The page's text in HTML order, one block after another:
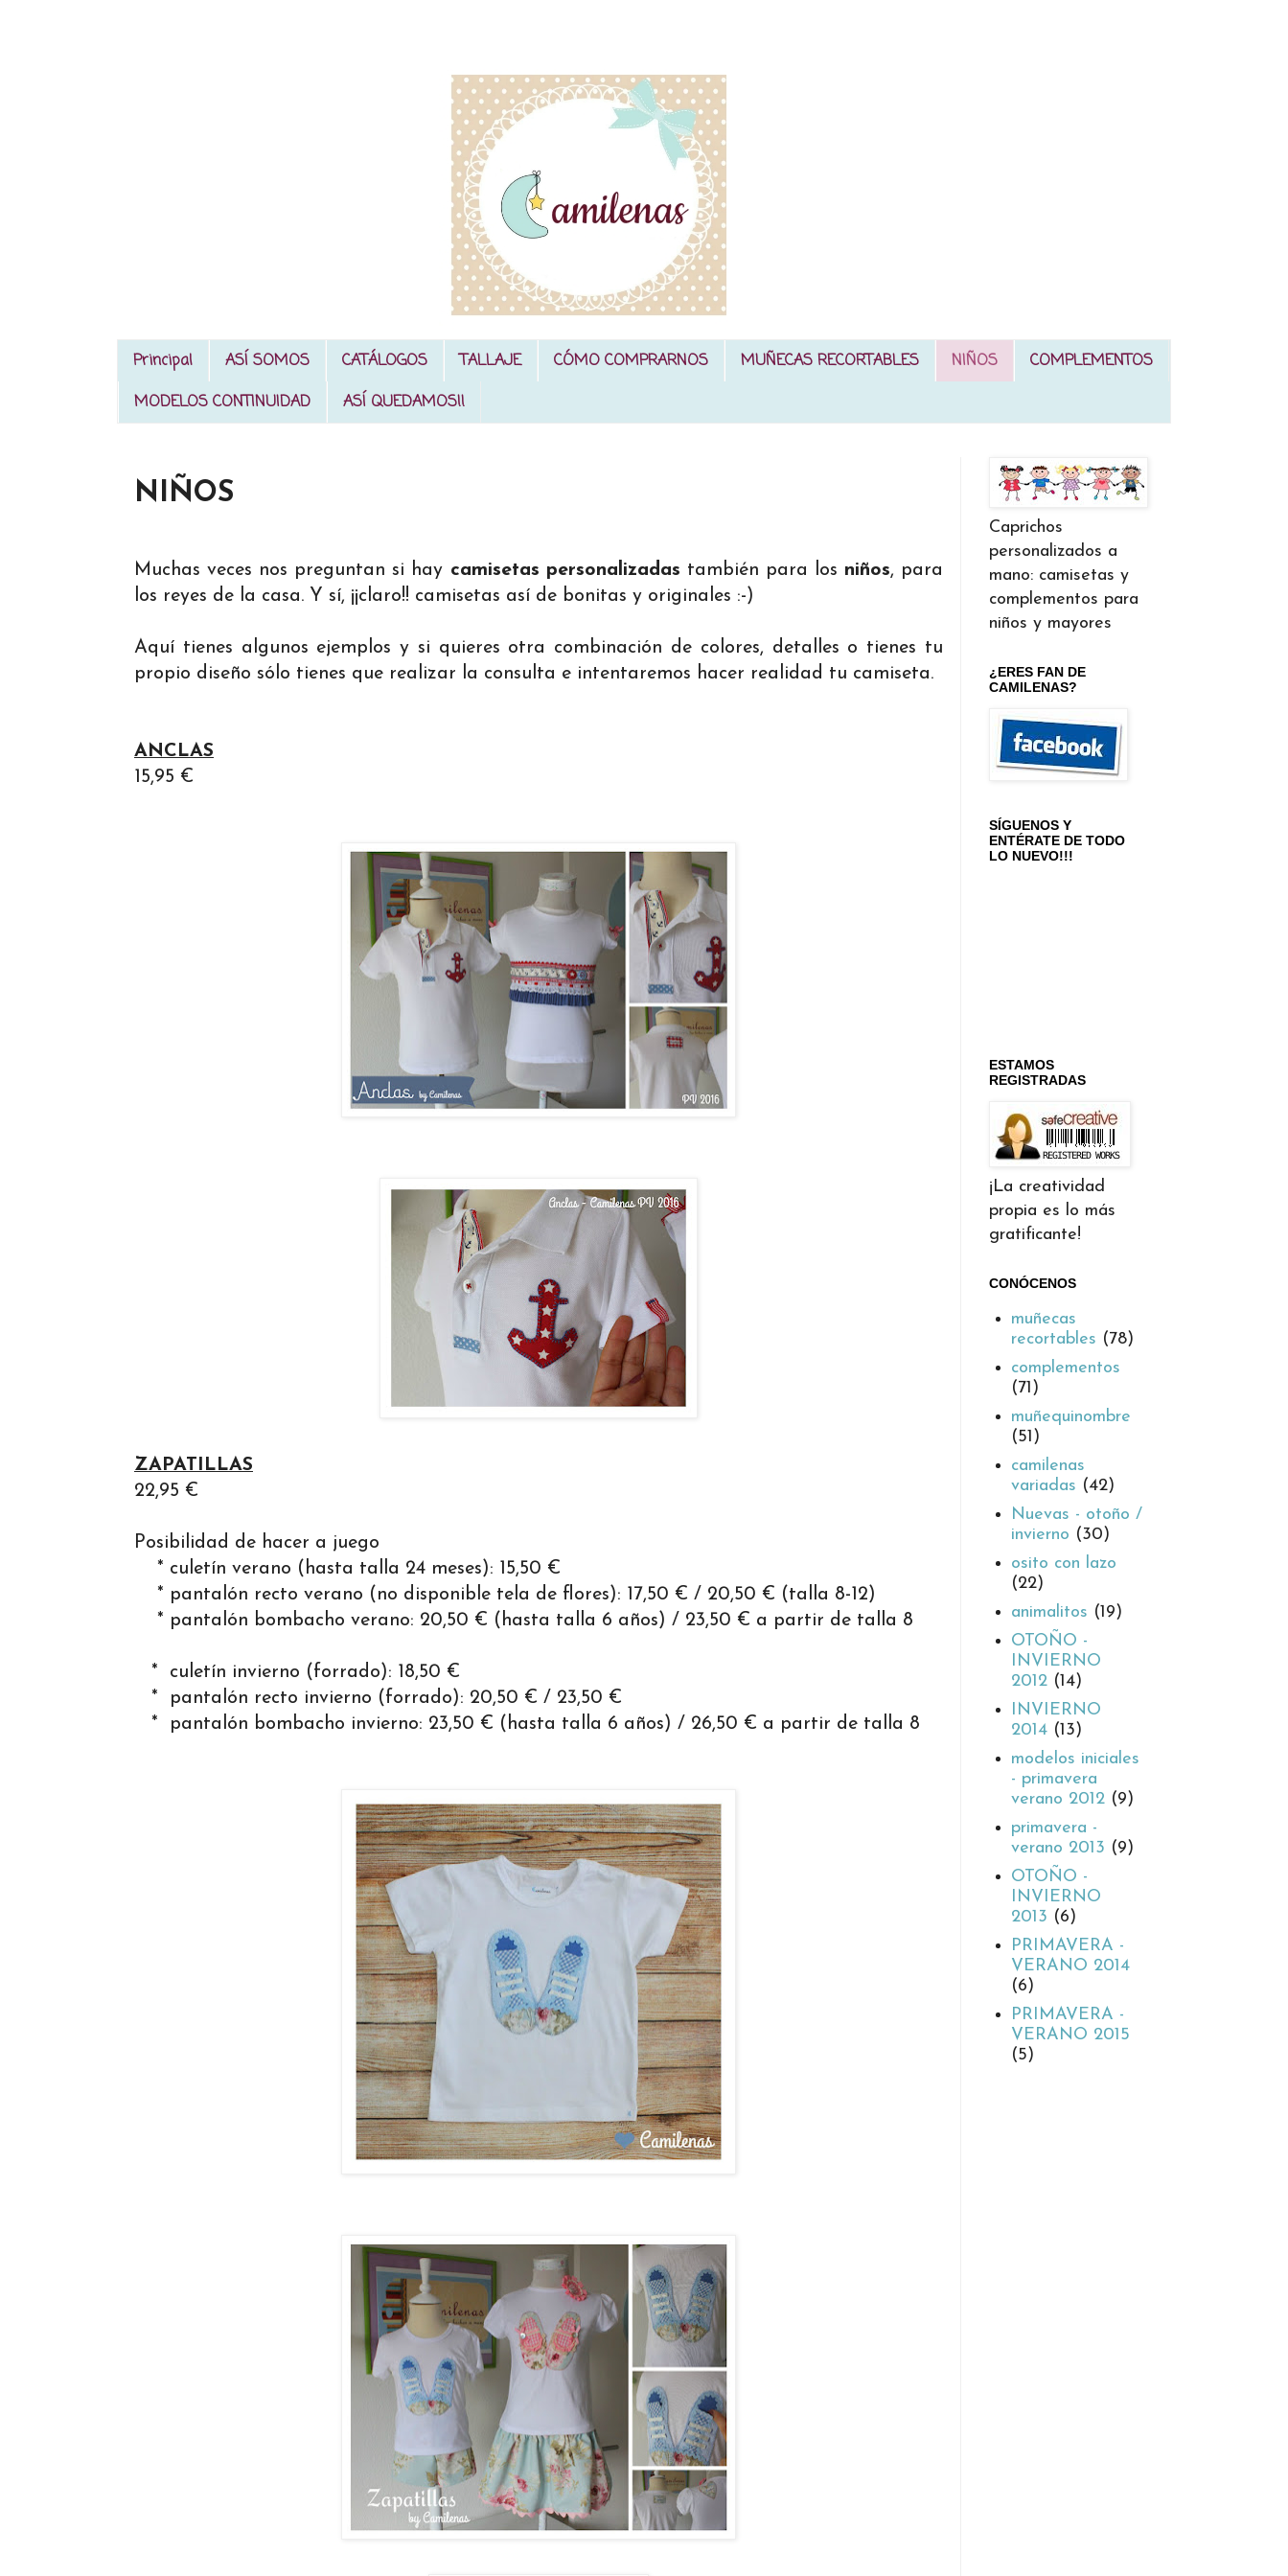
Principal ASÍ SOMOS CATÁLOGOS TALLAJE CÓMO COMPRARNOS MUÑECAS RECORTABLES NIÑOS
COMPLEMENTOS
MODELOS CONTINUIDAD
ASÍ QUEDAMOS!!
NIÑOS
Muchas veces nos preguntan si hay camisetas personalizadas también para los niños, para
los reyes de la casa. Y sí, ¡¡claro!! camisetas así de bonitas y originales :-)
Aquí tienes algunos ejemplos y si quieres otra combinación de colores, detalles o tienes tu
propio diseño sólo tienes que realizar la consulta e intentaremos hacer realidad tu camiseta.
ANCLAS
15,95 €
ZAPATILLAS
22,95 €
Posibilidad de hacer a juego
* culetín verano (hasta talla 24 meses): 15,50 €
* pantalón recto verano (no disponible tela de flores): 17,50 € / 20,50 € (talla 8-12)
* pantalón bombacho verano: 20,50 € (hasta talla 6 años) / 23,50 € a partir de talla 8
* culetín invierno (forrado): 18,50 €
* pantalón recto invierno (forrado): 20,50 € / 23,50 €
* pantalón bombacho invierno: 23,50 € (hasta talla 6 años) / 26,50 € a partir de talla 8
Caprichos
personalizados a
mano: camisetas y
complementos para
niños y mayores
¿ERES FAN DE
CAMILENAS?
SÍGUENOS Y
ENTÉRATE DE TODO
LO NUEVO!!!
ESTAMOS
REGISTRADAS
¡La creatividad
propia es lo más
gratificante!
CONÓCENOS
muñecas
recortables (78)
complementos
(71)
muñequinombre
(51)
camilenas
variadas (42)
Nuevas - otoño /
invierno (30)
osito con lazo
(22)
animalitos (19)
OTOÑO -
INVIERNO
2012 (14)
INVIERNO
2014 (13)
modelos iniciales
- primavera
verano 2012 (9)
primavera -
verano 2013 (9)
OTOÑO -
INVIERNO
2013 (6)
PRIMAVERA -
VERANO 2014
(6)
PRIMAVERA -
VERANO 2015
(5)